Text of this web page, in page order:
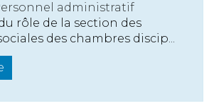
administratif
rôle de la section des
des chambres discip...